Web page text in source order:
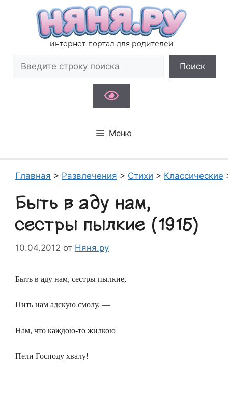
содержимому
интернет-портал для родителей
Поиск
Меню
Главная > Развлечения > Стихи > Классические
Быть в аду нам,
сестры пылкие (1915)
10.04.2012 от Няня.ру
Быть в аду нам, сестры пылкие,
Пить нам адскую смолу, —
Нам, что каждою-то жилкою
Пели Господу хвалу!